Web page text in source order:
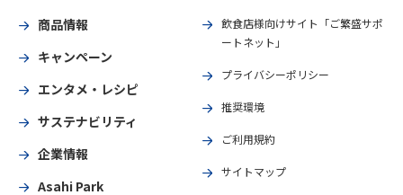
商品情報
キャンペーン
エンタメ・レシピ
サステナビリティ
企業情報
Asahi Park
飲食店様向けサイト「ご繁盛サポ
ートネット」
プライバシーポリシー
推奨環境
ご利用規約
サイトマップ